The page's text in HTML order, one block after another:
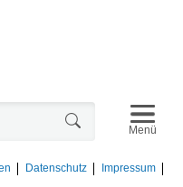
Datenschutz
Impressum
Menü